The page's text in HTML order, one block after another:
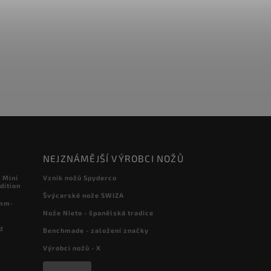
Mini
NEJZNÁMĚJŠÍ VÝROBCI NOŽŮ
Vznik nožů Spyderco
Švýcarské nože SWIZA
Nože Nieto - španělská tradice
Benchmade - založení značky
Výrobci nožů - X